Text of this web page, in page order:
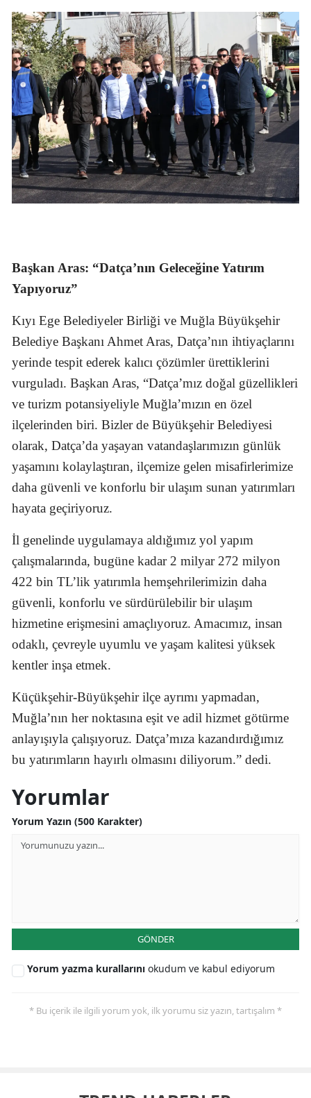
Başkan Aras: “Datça’nın Geleceğine Yatırım
Yapıyoruz”
Kıyı Ege Belediyeler Birliği ve Muğla Büyükşehir
Belediye Başkanı Ahmet Aras, Datça’nın ihtiyaçlarını
yerinde tespit ederek kalıcı çözümler ürettiklerini
vurguladı. Başkan Aras, “Datça’mız doğal güzellikleri
ve turizm potansiyeliyle Muğla’mızın en özel
ilçelerinden biri. Bizler de Büyükşehir Belediyesi
olarak, Datça’da yaşayan vatandaşlarımızın günlük
yaşamını kolaylaştıran, ilçemize gelen misafirlerimize
daha güvenli ve konforlu bir ulaşım sunan yatırımları
hayata geçiriyoruz.
İl genelinde uygulamaya aldığımız yol yapım
çalışmalarında, bugüne kadar 2 milyar 272 milyon
422 bin TL’lik yatırımla hemşehrilerimizin daha
güvenli, konforlu ve sürdürülebilir bir ulaşım
hizmetine erişmesini amaçlıyoruz. Amacımız, insan
odaklı, çevreyle uyumlu ve yaşam kalitesi yüksek
kentler inşa etmek.
Küçükşehir-Büyükşehir ilçe ayrımı yapmadan,
Muğla’nın her noktasına eşit ve adil hizmet götürme
anlayışıyla çalışıyoruz. Datça’mıza kazandırdığımız
bu yatırımların hayırlı olmasını diliyorum.” dedi.
Yorumlar
Yorum Yazın (500 Karakter)
GÖNDER
Yorum yazma kurallarını okudum ve kabul ediyorum
* Bu içerik ile ilgili yorum yok, ilk yorumu siz yazın, tartışalım *